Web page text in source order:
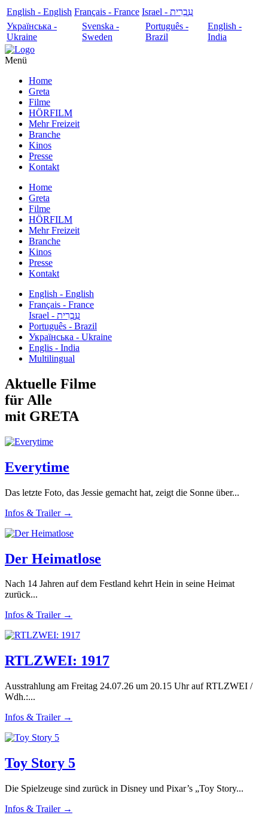
English - English Français - France
עִבְרִית - Israel
Українська -
Ukraine
Svenska -
Sweden
Português -
Brazil
English -
India
Menü
Home
Greta
Filme
HÖRFILM
Mehr Freizeit
Branche
Kinos
Presse
Kontakt
Home
Greta
Filme
HÖRFILM
Mehr Freizeit
Branche
Kinos
Presse
Kontakt
English - English
Français - France
עִבְרִית - Israel
Português - Brazil
Українська - Ukraine
Englis - India
Multilingual
Aktuelle Filme
für Alle
mit GRETA
Everytime
Das letzte Foto, das Jessie gemacht hat, zeigt die Sonne über...
Infos & Trailer →
Der Heimatlose
Nach 14 Jahren auf dem Festland kehrt Hein in seine Heimat
zurück...
Infos & Trailer →
RTLZWEI: 1917
Ausstrahlung am Freitag 24.07.26 um 20.15 Uhr auf RTLZWEI /
Wdh.:...
Infos & Trailer →
Toy Story 5
Die Spielzeuge sind zurück in Disney und Pixar’s „Toy Story...
Infos & Trailer →